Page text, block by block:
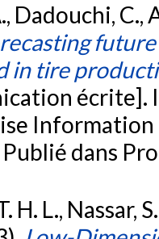
Dadouchi, C.,
in tire
Information
dans
H. L., Nassar,